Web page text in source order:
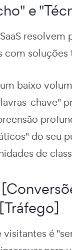
e
resolvem
com soluções
baixo
chave"
do seu
de
é